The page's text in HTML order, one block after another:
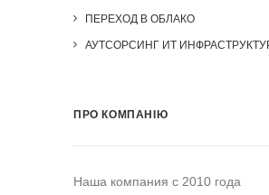
ПЕРЕХОД В ОБЛАКО
АУТСОРСИНГ ИТ
ПРО КОМПАНІЮ
Наша компания c 2010 года